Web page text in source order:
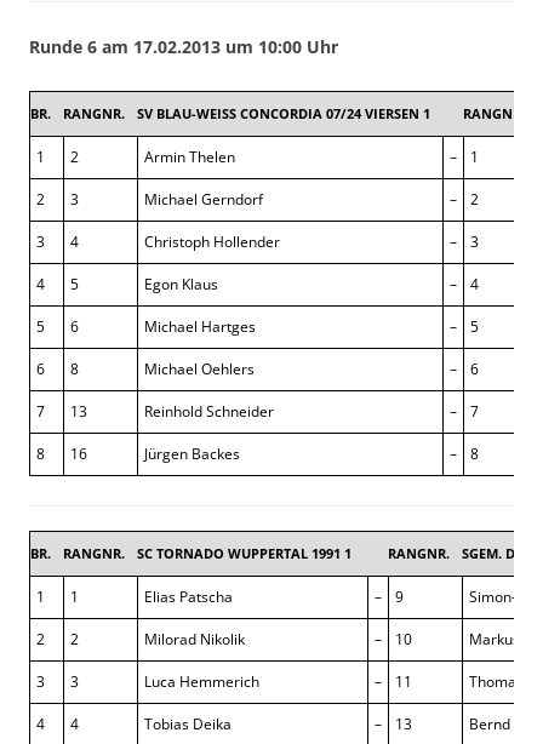
Runde 6 am 17.02.2013 um 10:00 Uhr
BR. RANGNR. SV BLAU-WEISS CONCORDIA 07/24 VIERSEN 1 RANGNR.
1 2 Armin Thelen – 1
2 3 Michael Gerndorf – 2
3 4 Christoph Hollender – 3
4 5 Egon Klaus – 4
5 6 Michael Hartges – 5
6 8 Michael Oehlers – 6
7 13 Reinhold Schneider – 7
8 16 Jürgen Backes – 8
BR. RANGNR. SC TORNADO WUPPERTAL 1991 1 RANGNR. SGEM.
1 1 Elias Patscha – 9 Simon-
2 2 Milorad Nikolik – 10 Markus-
3 3 Luca Hemmerich – 11 Thomas
4 4 Tobias Deika – 13 Bernd